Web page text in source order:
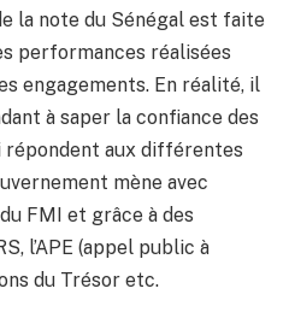
la note du Sénégal est faite
performances réalisées
engagements. En réalité, il
à saper la confiance des
répondent aux différentes
mène avec
FMI et grâce à des
l’APE (appel public à
du Trésor etc.